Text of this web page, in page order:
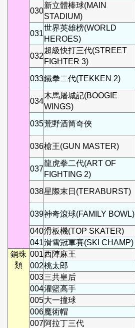
030
新立體棒球(MAIN
STADIUM)
031
世界英雄榜(WORLD
HEROES)
032
超級快打三代(STREET
FIGHTER 3)
033鐵拳二代(TEKKEN 2)
034
木馬屠城記(BOOGIE
WINGS)
035荒野酒筒奇俠
036槍王(GUN MASTER)
037
龍虎拳二代(ART OF
FIGHTING 2)
038星際末日(TERABURST)
039神奇滾球(FAMILY BOWL)
040滑板機(TOP SKATER)
041滑雪冠軍賽(SKI CHAMP)
鋼珠
類
001西陣麻王
002桃太郎
003三共皇后
004灌籃高手
005大一撞球
006魔術帽
007 阿拉丁三代